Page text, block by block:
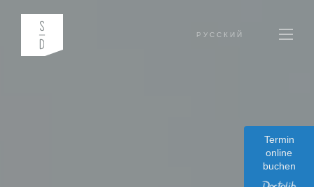
РУССКИЙ
Termin
online
buchen